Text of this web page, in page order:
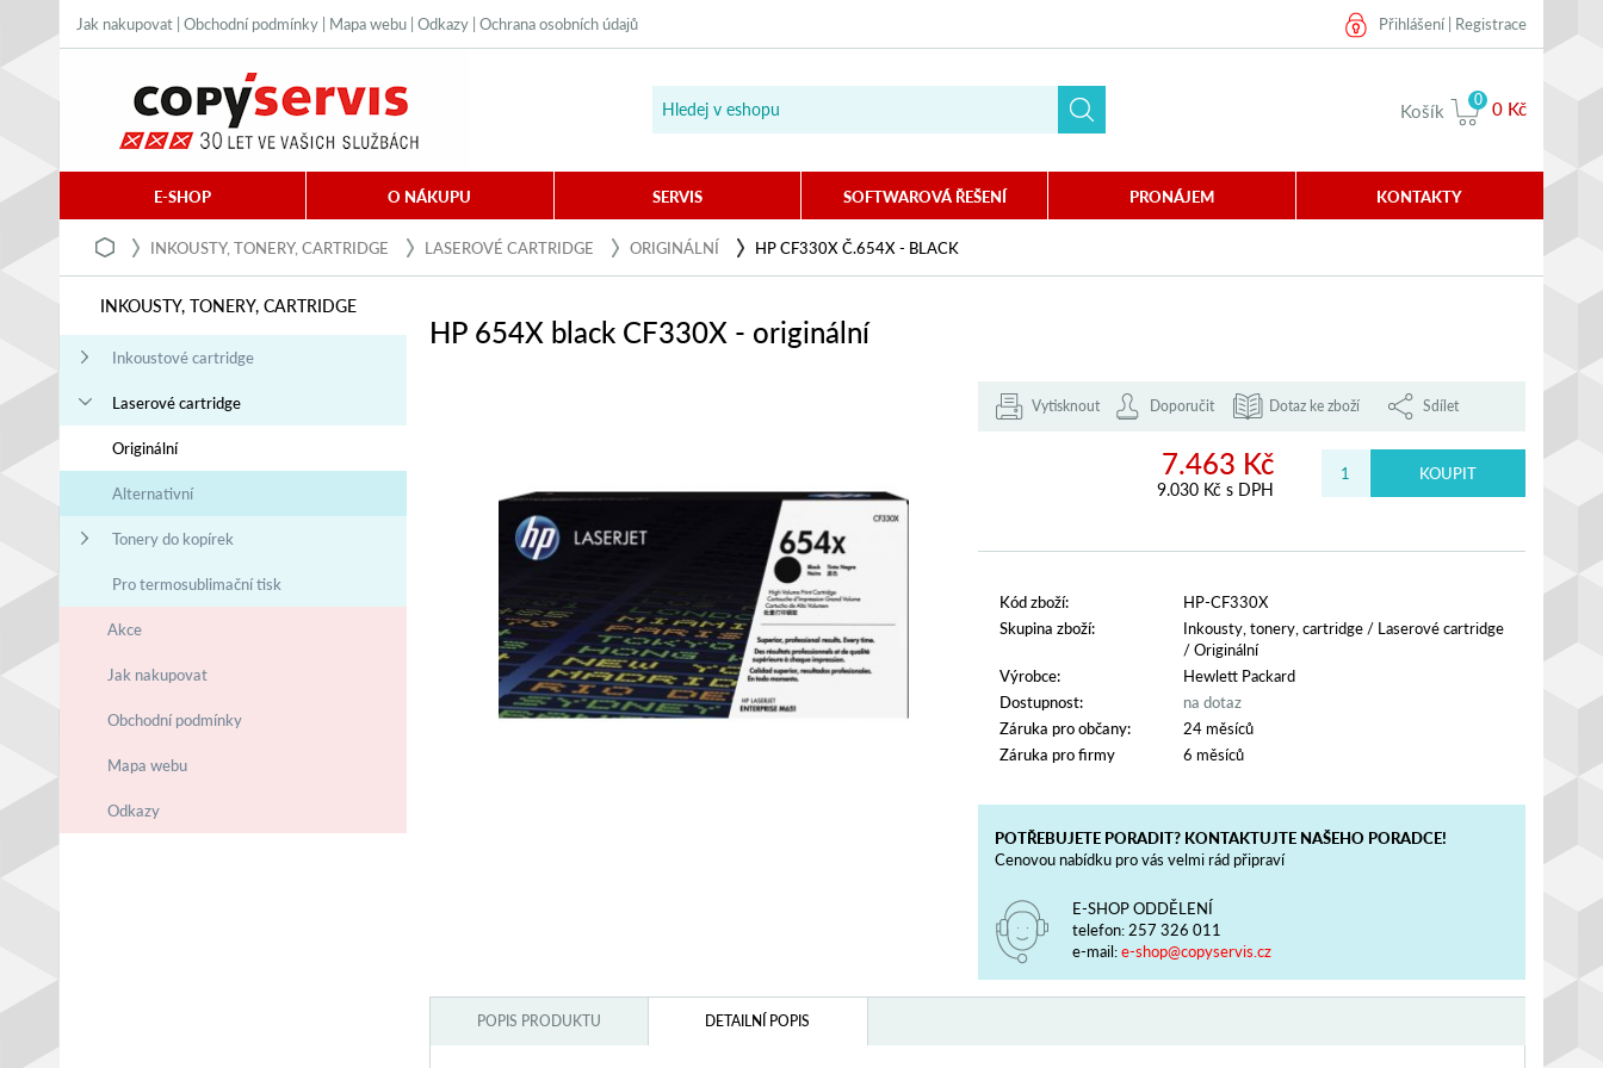
Jak nakupovat Obchodní podmínky Mapa webu Odkazy Ochrana osobních údajů Přihlášení Registrace
Košík
0 0 Kč
E-SHOP O NÁKUPU SERVIS SOFTWAROVÁ ŘEŠENÍ PRONÁJEM KONTAKTY
INKOUSTY, TONERY, CARTRIDGE LASEROVÉ CARTRIDGE ORIGINÁLNÍ HP CF330X Č.654X - BLACK
INKOUSTY, TONERY, CARTRIDGE
Inkoustové cartridge
Laserové cartridge
Originální
Alternativní
Tonery do kopírek
Pro termosublimační tisk
Akce
Jak nakupovat
Obchodní podmínky
Mapa webu
Odkazy
HP 654X black CF330X - originální
Vytisknout Doporučit Dotaz ke zboží Sdílet
7.463 Kč
9.030 Kč s DPH
Kód zboží:
HP-CF330X
Skupina zboží:
Inkousty, tonery, cartridge/ Laserové cartridge
/Originální
Výrobce:
Hewlett Packard
Dostupnost:
na dotaz
Záruka pro občany:
24 měsíců
Záruka pro firmy
6 měsíců
POTŘEBUJETE PORADIT? KONTAKTUJTE NAŠEHO PORADCE!
Cenovou nabídku pro vás velmi rád připraví
E-SHOP ODDĚLENÍ
telefon: 257 326 011
e-mail:e-shop@copyservis.cz
POPIS PRODUKTU DETAILNÍ POPIS